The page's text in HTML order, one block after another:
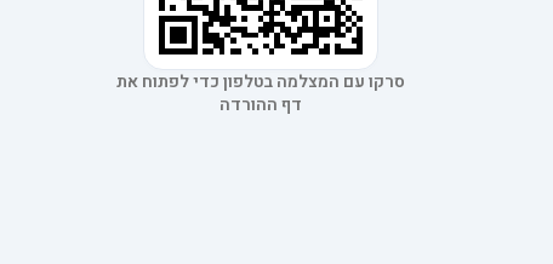
סרקו עם המצלמה בטלפון כדי לפתוח את
דף ההורדה